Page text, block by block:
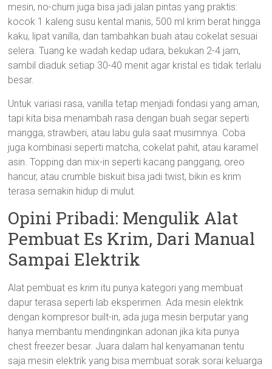
mesin, no-churn juga bisa jadi jalan pintas yang praktis:
kocok 1 kaleng susu kental manis, 500 ml krim berat hingga
kaku, lipat vanilla, dan tambahkan buah atau cokelat sesuai
selera. Tuang ke wadah kedap udara, bekukan 2-4 jam,
sambil diaduk setiap 30-40 menit agar kristal es tidak terlalu
besar.
Untuk variasi rasa, vanilla tetap menjadi fondasi yang aman,
tapi kita bisa menambah rasa dengan buah segar seperti
mangga, strawberi, atau labu gula saat musimnya. Coba
juga kombinasi seperti matcha, cokelat pahit, atau karamel
asin. Topping dan mix-in seperti kacang panggang, oreo
hancur, atau crumble biskuit bisa jadi twist, bikin es krim
terasa semakin hidup di mulut.
Opini Pribadi: Mengulik Alat
Pembuat Es Krim, Dari Manual
Sampai Elektrik
Alat pembuat es krim itu punya kategori yang membuat
dapur terasa seperti lab eksperimen. Ada mesin elektrik
dengan kompresor built-in, ada juga mesin berputar yang
hanya membantu mendinginkan adonan jika kita punya
chest freezer besar. Juara dalam hal kenyamanan tentu
saja mesin elektrik yang bisa membuat sorak sorai keluarga